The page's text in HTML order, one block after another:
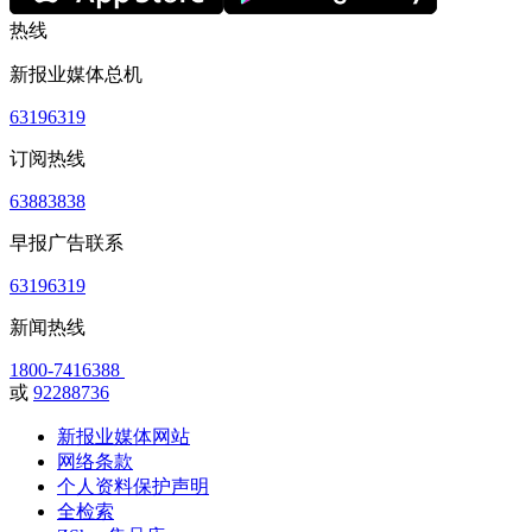
热线
新报业媒体总机
63196319
订阅热线
63883838
早报广告联系
63196319
新闻热线
1800-7416388
或 92288736
新报业媒体网站
网络条款
个人资料保护声明
全检索